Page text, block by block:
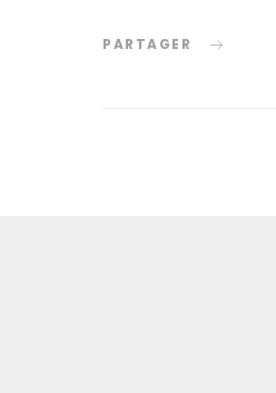
PARTAGER